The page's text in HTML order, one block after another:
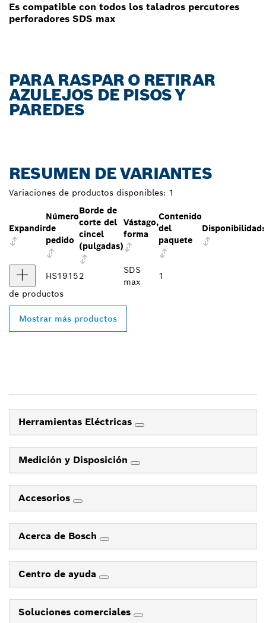
Es compatible con todos los taladros percutores
perforadores SDS max
PARA RASPAR O RETIRAR
AZULEJOS DE PISOS Y
PAREDES
RESUMEN DE VARIANTES
Variaciones de productos disponibles: 1
Expandir
Número
de
pedido
Borde de
corte del
cincel
(pulgadas)
Vástago,
forma
Contenido
del
paquete
Disponibilidad:
HS19152
SDS
max
1
de productos
Mostrar más productos
Herramientas Eléctricas
Medición y Disposición
Accesorios
Acerca de Bosch
Centro de ayuda
Soluciones comerciales